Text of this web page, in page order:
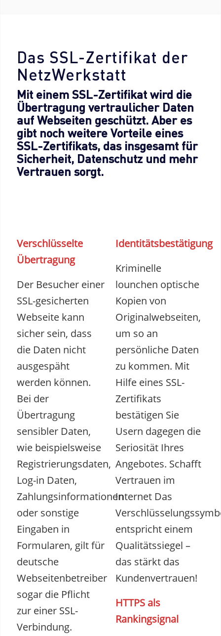
Das SSL-Zertifikat der
NetzWerkstatt
Mit einem SSL-Zertifikat wird die
Übertragung vertraulicher Daten
auf Webseiten geschützt. Aber es
gibt noch weitere Vorteile eines
SSL-Zertifikats, das insgesamt für
Sicherheit, Datenschutz und mehr
Vertrauen sorgt.
Verschlüsselte
Übertragung
Der Besucher einer
SSL-gesicherten
Webseite kann
sicher sein, dass
die Daten nicht
ausgespäht
werden können.
Bei der
Übertragung
sensibler Daten,
wie beispielsweise
Registrierungsdaten,
Log-in Daten,
Zahlungsinformationen
oder sonstige
Eingaben in
Formularen, gilt für
deutsche
Webseitenbetreiber
sogar die Pflicht
zur einer SSL-
Verbindung.
Identitätsbestätigung
Kriminelle
lounchen optische
Kopien von
Originalwebseiten,
um so an
persönliche Daten
zu kommen. Mit
Hilfe eines SSL-
Zertifikats
bestätigen Sie
Usern dagegen die
Seriosität Ihres
Angebotes. Schafft
Vertrauen im
Internet Das
entspricht einem
Qualitätssiegel –
das stärkt das
Kundenvertrauen!
HTTPS als
Rankingsignal